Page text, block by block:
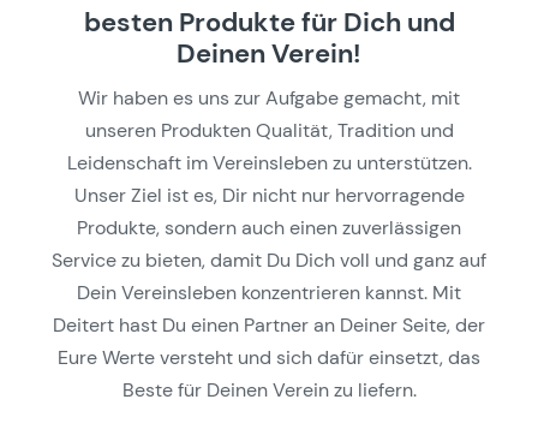
besten Produkte für Dich und
Deinen Verein!
Wir haben es uns zur Aufgabe gemacht, mit
unseren Produkten Qualität, Tradition und
Leidenschaft im Vereinsleben zu unterstützen.
Unser Ziel ist es, Dir nicht nur hervorragende
Produkte, sondern auch einen zuverlässigen
Service zu bieten, damit Du Dich voll und ganz auf
Dein Vereinsleben konzentrieren kannst. Mit
Deitert hast Du einen Partner an Deiner Seite, der
Eure Werte versteht und sich dafür einsetzt, das
Beste für Deinen Verein zu liefern.